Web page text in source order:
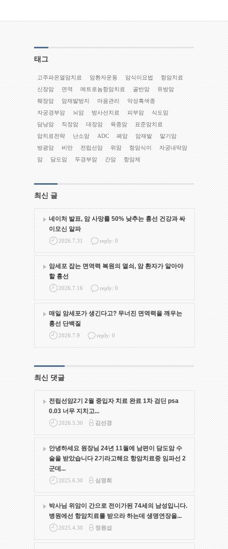
태그
고주파온열암치료 암환자운동 암식이요법
항암치료
신장암
면역 메트로놈항암치료 골반암
유방암
췌장암
암재발방지 마음관리
악성흑색종
자궁경부암
뇌암 방사선치료 피부암
식도암
담낭암
직장암 대장암 육종암
표준암치료
암치료전략
난소암 ADC 폐암 암재발
말기암
방광암
비만 전립선암 위암 항암식이
자궁내막암
암
담도암 두경부암 간암 항암제
최신 글
네이처 발표, 암 사망률 50% 낮추는 흉선 건강과 싸
이모신 알파
2026.7.31 reply: 0
암세포 잡는 면역력 복원의 열쇠, 암 환자가 알아야
할 흉선
2026.7.16 reply: 0
매일 암세포가 생긴다고? 무너진 면역력을 깨우는
흉선 단백질
2026.7.9 reply: 0
최신 댓글
전립선암2기 2월 중입자 치료 완료 1차 검딘 psa
0.03 너무 지치고...
2026.5.30 김선경
안녕하세요 원장님 24년 11월에 남편이 담도암 수
술을 받았습니다 2기라고해요 항암치료중 임파선 2
군데...
2025.6.30 심영희
박사님 위암이 간으로 전이가된 74세의 남성입니다.
병원에선 항암치료를 받으라 하는데 생명연장을...
2025.4.30 정원섭